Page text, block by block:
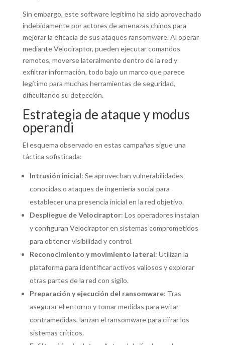
Sin embargo, este software legítimo ha sido aprovechado
indebidamente por actores de amenazas chinos para
mejorar la eficacia de sus ataques ransomware. Al operar
mediante Velociraptor, pueden ejecutar comandos
remotos, moverse lateralmente dentro de la red y
exfiltrar información, todo bajo un marco que parece
legítimo para muchas herramientas de seguridad,
dificultando su detección.
Estrategia de ataque y modus
operandi
El esquema observado en estas campañas sigue una
táctica sofisticada:
Intrusión inicial: Se aprovechan vulnerabilidades
conocidas o ataques de ingeniería social para
establecer una presencia inicial en la red objetivo.
Despliegue de Velociraptor: Los operadores instalan
y configuran Velociraptor en sistemas comprometidos
para obtener visibilidad y control.
Reconocimiento y movimiento lateral: Utilizan la
plataforma para identificar activos valiosos y explorar
otras partes de la red con sigilo.
Preparación y ejecución del ransomware: Tras
asegurar el entorno y tomar medidas para evitar
contramedidas, lanzan el ransomware para cifrar los
sistemas críticos.